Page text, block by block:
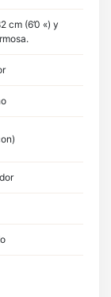
cm (6’0 «) y